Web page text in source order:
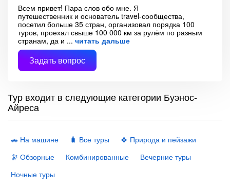
Всем привет! Пара слов обо мне. Я
путешественник и основатель travel-сообщества,
посетил больше 35 стран, организовал порядка 100
туров, проехал свыше 100 000 км за рулём по разным
странам, да и
читать дальше
Задать вопрос
Тур входит в следующие категории Буэнос-
Айреса
🚗 На машине 🧳 Все туры
🍀 Природа и пейзажи
🔭 Обзорные
Комбинированные
Вечерние туры
Ночные туры